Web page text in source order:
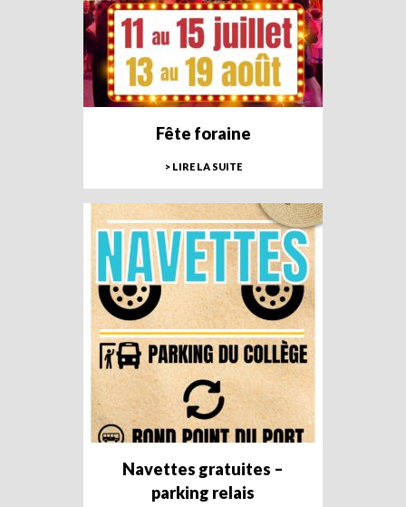
Fête foraine
> LIRE LA SUITE
Navettes gratuites –
parking relais